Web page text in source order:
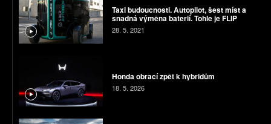
Taxi budoucnosti. Autopilot, šest míst a
snadná výměna baterií. Tohle je FLIP
28. 5. 2021
Honda obrací zpět k hybridům
18. 5. 2026